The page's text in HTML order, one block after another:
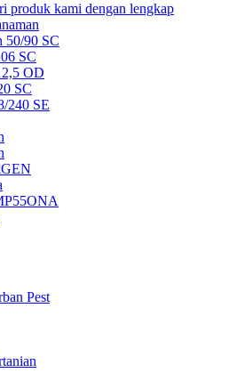
produk kami dengan lengkap
50/90 SC
SC
OD
SC
240 SE
Pest